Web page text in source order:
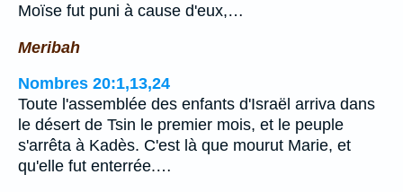
Moïse fut puni à cause d'eux,…
Meribah
Nombres 20:1,13,24
Toute l'assemblée des enfants d'Israël arriva dans
le désert de Tsin le premier mois, et le peuple
s'arrêta à Kadès. C'est là que mourut Marie, et
qu'elle fut enterrée.…